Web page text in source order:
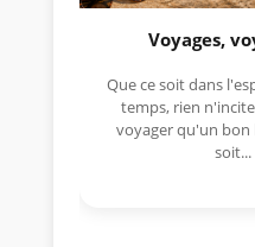
Voyages,
Que ce soit dans
temps, rien
voyager qu'un bon
soit...